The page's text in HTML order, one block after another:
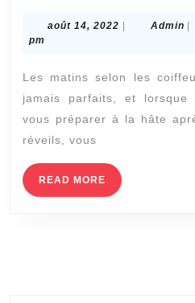
plus
à
réaliser
lorsque
êtes
pressée
août 14, 2022 août
Admin
pm
Les matins selon les
jamais parfaits, et
vous préparer à la hâte
réveils, vous
READ MORE READ
MORE